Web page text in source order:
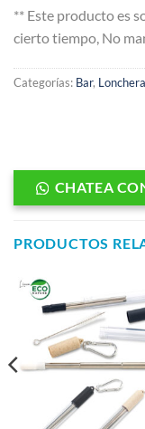
** Este producto es
cierto tiempo, No
Categorías: Bar,
CHATEA
PRODUCTOS